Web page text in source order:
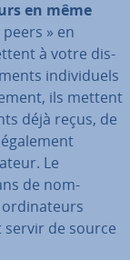
en même
» en
à votre dis­
in­di­vi­duels
ils mettent
déjà reçus, de
Le
de nom­
servir de source